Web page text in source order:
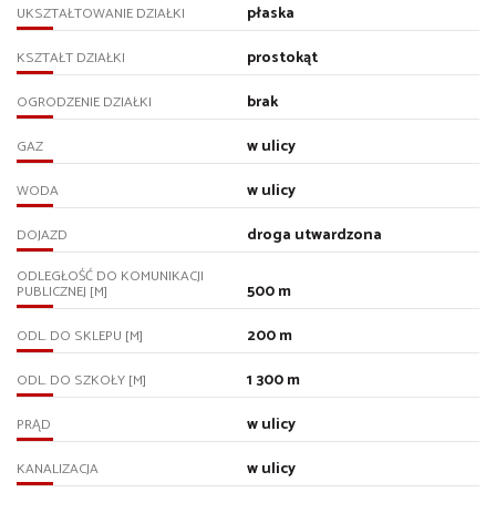
UKSZTAŁTOWANIE DZIAŁKI płaska
KSZTAŁT DZIAŁKI prostokąt
OGRODZENIE DZIAŁKI brak
GAZ w ulicy
WODA w ulicy
DOJAZD droga utwardzona
ODLEGŁOŚĆ DO KOMUNIKACJI
PUBLICZNEJ [M] 500 m
ODL. DO SKLEPU [M] 200 m
ODL. DO SZKOŁY [M] 1 300 m
PRĄD w ulicy
KANALIZACJA w ulicy